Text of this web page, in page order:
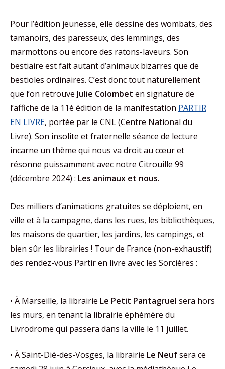
Pour l’édition jeunesse, elle dessine des wombats, des
tamanoirs, des paresseux, des lemmings, des
marmottons ou encore des ratons-laveurs. Son
bestiaire est fait autant d’animaux bizarres que de
bestioles ordinaires. C’est donc tout naturellement
que l’on retrouve Julie Colombet en signature de
l’affiche de la 11é édition de la manifestation PARTIR
EN LIVRE, portée par le CNL (Centre National du
Livre). Son insolite et fraternelle séance de lecture
incarne un thème qui nous va droit au cœur et
résonne puissamment avec notre Citrouille 99
(décembre 2024) : Les animaux et nous.
Des milliers d’animations gratuites se déploient, en
ville et à la campagne, dans les rues, les bibliothèques,
les maisons de quartier, les jardins, les campings, et
bien sûr les librairies ! Tour de France (non-exhaustif)
des rendez-vous Partir en livre avec les Sorcières :
• À Marseille, la librairie Le Petit Pantagruel sera hors
les murs, en tenant la librairie éphémère du
Livrodrome qui passera dans la ville le 11 juillet.
• À Saint-Dié-des-Vosges, la librairie Le Neufsera ce